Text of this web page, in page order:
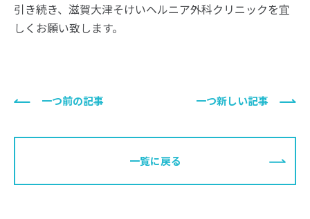
引き続き、滋賀大津そけいヘルニア外科クリニックを宜
しくお願い致します。
一つ前の記事 一つ新しい記事
一覧に戻る